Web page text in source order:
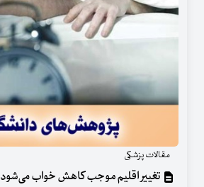
مقالات پزشکی
تغییر اقلیم موجب کاهش خواب می‌شود